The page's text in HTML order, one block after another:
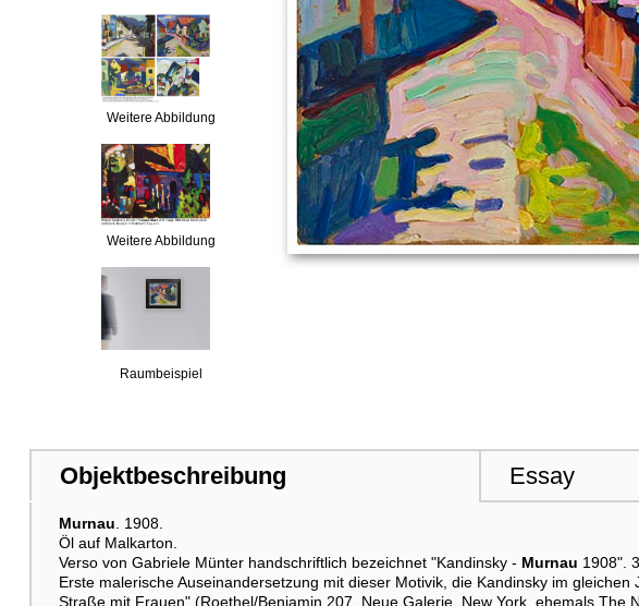
Weitere Abbildung
Weitere Abbildung
Raumbeispiel
Objektbeschreibung Essay
Murnau . 1908.
Öl auf Malkarton.
Verso von Gabriele Münter handschriftlich bezeichnet "Kandinsky - Murnau 1908".
Erste malerische Auseinandersetzung mit dieser Motivik, die Kandinsky im gleichen
Straße mit Frauen" (Roethel/Benjamin 207, Neue Galerie, New York, ehemals The